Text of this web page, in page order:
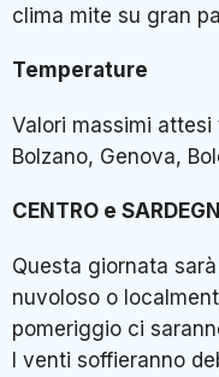
clima mite su gran
Temperature
Valori massimi attesi
Bolzano, Genova,
CENTRO e
Questa giornata
nuvoloso o
pomeriggio ci
I venti soffieranno